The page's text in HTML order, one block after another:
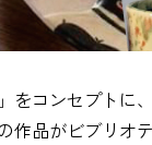
コンセプトに、
作品がビブリオ